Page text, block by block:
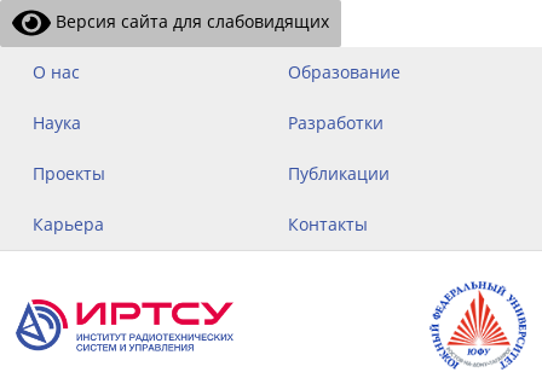
Версия сайта для слабовидящих
О нас Образование
Наука Разработки
Проекты Публикации
Карьера Контакты